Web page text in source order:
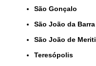
São Gonçalo
São João da Barra
São João de Meriti
Teresópolis